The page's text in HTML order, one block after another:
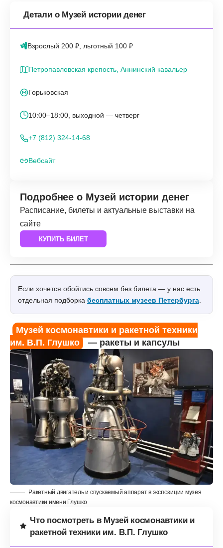
Детали о Музей истории денег
Взрослый 200 ₽, льготный 100 ₽
Петропавловская крепость, Аннинский кавальер
Горьковская
10:00–18:00, выходной — четверг
+7 (812) 324-14-68
Вебсайт
Подробнее о Музей истории денег
Расписание, билеты и актуальные выставки на
сайте
КУПИТЬ БИЛЕТ
Если хочется обойтись совсем без билета — у нас есть
отдельная подборка бесплатных музеев Петербурга.
Музей космонавтики и ракетной техники
им. В.П. Глушко
— ракеты и капсулы
Ракетный двигатель и спускаемый аппарат в экспозиции музея
космонавтики имени Глушко
Что посмотреть в Музей космонавтики и
ракетной техники им. В.П. Глушко